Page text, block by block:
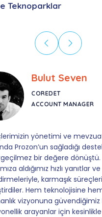
Teknoparklar
Bulut Seven
COREDET
ACCOUNT MANAGER
yönetimi ve
Prozon’un sağladığı
bir değere dönüştü.
aldığımız hızlı yanıtlar
karmaşık
Hem teknolojisine
vizyonuna güvendiğimiz
arayanlar için